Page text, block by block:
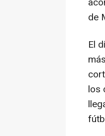
de
El
los